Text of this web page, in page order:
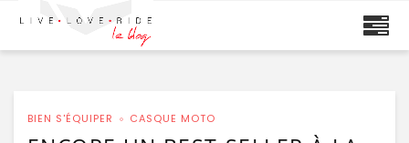
BIEN S'ÉQUIPER CASQUE MOTO